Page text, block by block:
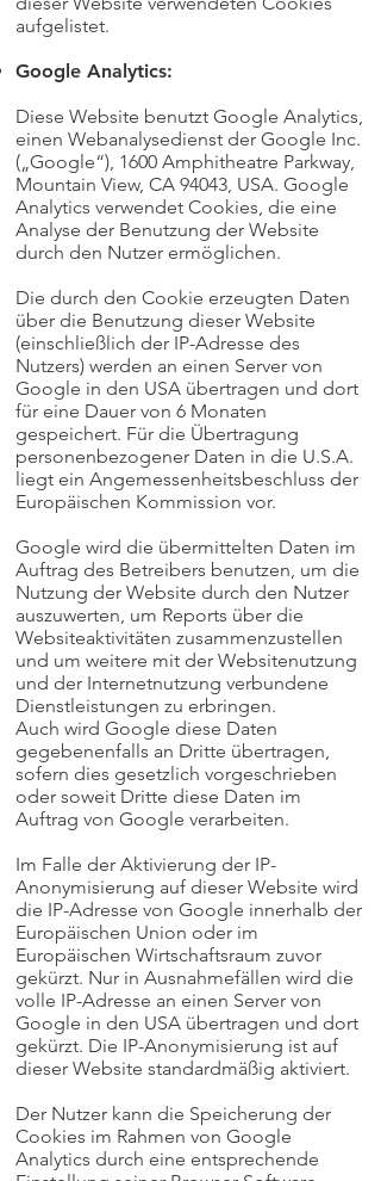
aufgelistet.
Google Analytics:
Diese Website benutzt Google Analytics,
einen Webanalysedienst der Google Inc.
(„Google“), 1600 Amphitheatre Parkway,
Mountain View, CA 94043, USA. Google
Analytics verwendet Cookies, die eine
Analyse der Benutzung der Website
durch den Nutzer ermöglichen.
Die durch den Cookie erzeugten Daten
über die Benutzung dieser Website
(einschließlich der IP-Adresse des
Nutzers) werden an einen Server von
Google in den USA übertragen und dort
für eine Dauer von 6 Monaten
gespeichert. Für die Übertragung
personenbezogener Daten in die U.S.A.
liegt ein Angemessenheitsbeschluss der
Europäischen Kommission vor.
Google wird die übermittelten Daten im
Auftrag des Betreibers benutzen, um die
Nutzung der Website durch den Nutzer
auszuwerten, um Reports über die
Websiteaktivitäten zusammenzustellen
und um weitere mit der Websitenutzung
und der Internetnutzung verbundene
Dienstleistungen zu erbringen.
Auch wird Google diese Daten
gegebenenfalls an Dritte übertragen,
sofern dies gesetzlich vorgeschrieben
oder soweit Dritte diese Daten im
Auftrag von Google verarbeiten.
Im Falle der Aktivierung der IP-
Anonymisierung auf dieser Website wird
die IP-Adresse von Google innerhalb der
Europäischen Union oder im
Europäischen Wirtschaftsraum zuvor
gekürzt. Nur in Ausnahmefällen wird die
volle IP-Adresse an einen Server von
Google in den USA übertragen und dort
gekürzt. Die IP-Anonymisierung ist auf
dieser Website standardmäßig aktiviert.
Der Nutzer kann die Speicherung der
Cookies im Rahmen von Google
Analytics durch eine entsprechende